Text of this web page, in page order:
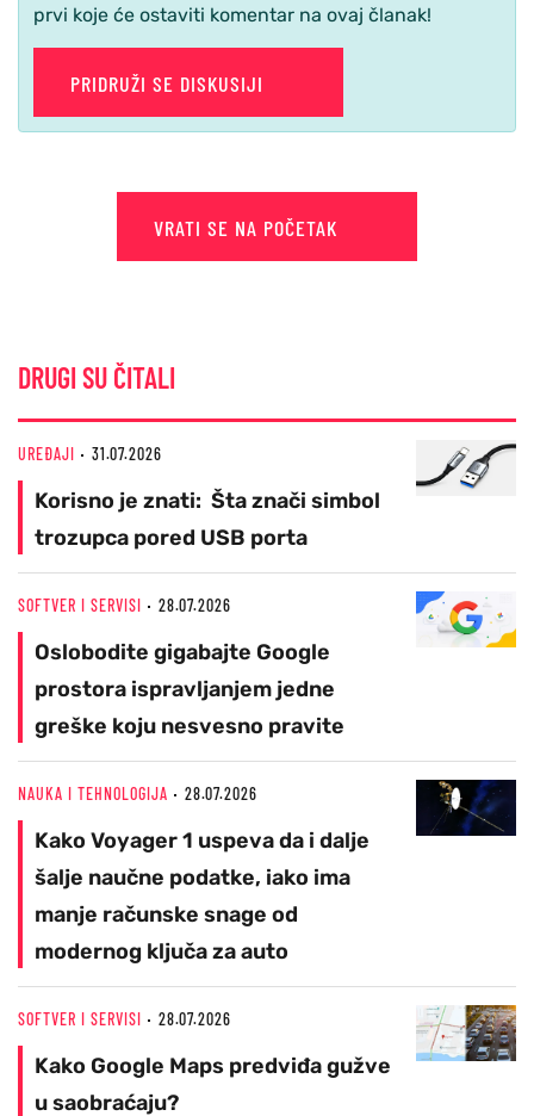
prvi koje će ostaviti komentar na ovaj članak!
PRIDRUŽI SE DISKUSIJI
VRATI SE NA POČETAK
DRUGI SU ČITALI
UREĐAJI 31.07.2026
Korisno je znati: Šta znači simbol
trozupca pored USB porta
SOFTVER I SERVISI 28.07.2026
Oslobodite gigabajte Google
prostora ispravljanjem jedne
greške koju nesvesno pravite
NAUKA I TEHNOLOGIJA 28.07.2026
Kako Voyager 1 uspeva da i dalje
šalje naučne podatke, iako ima
manje računske snage od
modernog ključa za auto
SOFTVER I SERVISI 28.07.2026
Kako Google Maps predviđa gužve
u saobraćaju?